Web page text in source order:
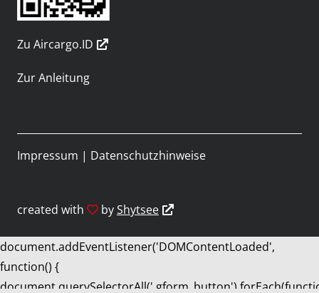
Zu Aircargo.ID
Zur Anleitung
created with byShytsee
Impressum | Datenschutzhinweise
document.addEventListener('DOMContentLoaded',
function() {